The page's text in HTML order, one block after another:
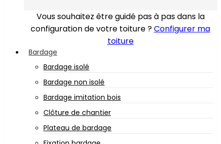
Vous souhaitez être guidé pas à pas dans la
configuration de votre toiture ?Configurer ma
toiture
Bardage
Bardage isolé
Bardage non isolé
Bardage imitation bois
Clôture de chantier
Plateau de bardage